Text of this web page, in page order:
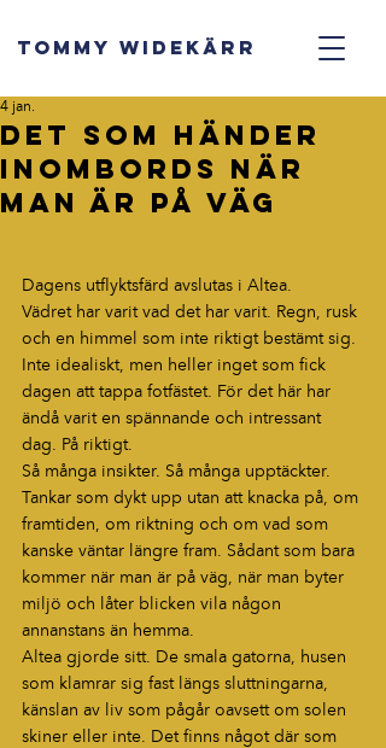
TOMMY WIDEKÄRR
Det som händer
inombords när
man är på väg
4 jan.
Dagens utflyktsfärd avslutas i Altea.
Vädret har varit vad det har varit. Regn, rusk
och en himmel som inte riktigt bestämt sig.
Inte idealiskt, men heller inget som fick
dagen att tappa fotfästet. För det här har
ändå varit en spännande och intressant
dag. På riktigt.
Så många insikter. Så många upptäckter.
Tankar som dykt upp utan att knacka på, om
framtiden, om riktning och om vad som
kanske väntar längre fram. Sådant som bara
kommer när man är på väg, när man byter
miljö och låter blicken vila någon
annanstans än hemma.
Altea gjorde sitt. De smala gatorna, husen
som klamrar sig fast längs sluttningarna,
känslan av liv som pågår oavsett om solen
skiner eller inte. Det finns något där som